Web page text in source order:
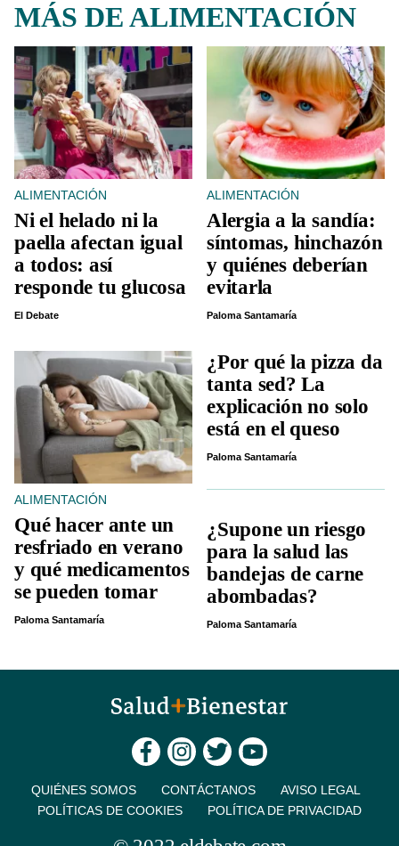
MÁS DE ALIMENTACIÓN
ALIMENTACIÓN
Ni el helado ni la
paella afectan igual
a todos: así
responde tu glucosa
El Debate
ALIMENTACIÓN
Alergia a la sandía:
síntomas, hinchazón
y quiénes deberían
evitarla
Paloma Santamaría
ALIMENTACIÓN
Qué hacer ante un
resfriado en verano
y qué medicamentos
se pueden tomar
Paloma Santamaría
¿Por qué la pizza da
tanta sed? La
explicación no solo
está en el queso
Paloma Santamaría
¿Supone un riesgo
para la salud las
bandejas de carne
abombadas?
Paloma Santamaría
QUIÉNES SOMOS CONTÁCTANOS
AVISO LEGAL
POLÍTICAS DE COOKIES
POLÍTICA DE PRIVACIDAD